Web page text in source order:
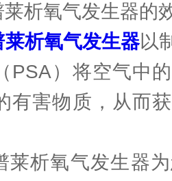
析氧气发生器的
莱析氧气发生器以
PSA）将空气中
有害物质，从而
析氧气发生器